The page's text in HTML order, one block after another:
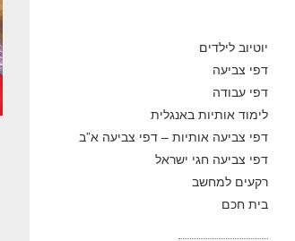
יוטיוב לילדים
דפי צביעה
דפי עבודה
לימוד אותיות באנגלית
דפי צביעה אותיות – דפי צביעה א”ב
דפי צביעה חגי ישראל
רקעים למחשב
בית חכם